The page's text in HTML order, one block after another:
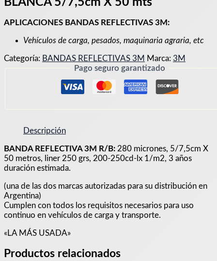
APLICACIONES BANDAS REFLECTIVAS 3M:
Vehículos de carga, pesados, maquinaria agraria, etc
Categoría: BANDAS REFLECTIVAS 3M Marca: 3M
Pago seguro garantizado
Descripción
BANDA REFLECTIVA 3M R/B: 280 micrones, 5/7,5cm X
50 metros, liner 250 grs, 200-250cd-lx 1/m2, 3 años
duración estimada.
(una de las dos marcas autorizadas para su distribución en
Argentina)
Cumplen con todos los requisitos necesarios para uso
continuo en vehículos de carga y transporte.
«LA MÁS USADA»
Productos relacionados